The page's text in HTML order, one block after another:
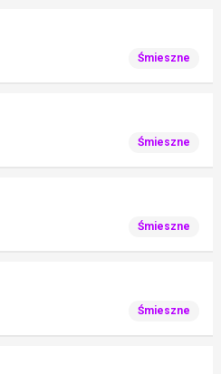
Śmieszne
Śmieszne
Śmieszne
Śmieszne